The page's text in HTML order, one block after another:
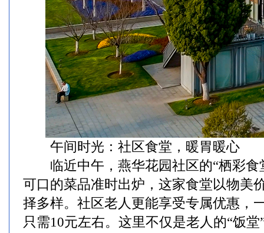
午间时光：社区食堂，暖胃暖心
临近中午，燕华花园社区的“栖彩食
可口的菜品准时出炉，这家食堂以物美
择多样。社区老人更能享受专属优惠，
只需10元左右。这里不仅是老人的“饭